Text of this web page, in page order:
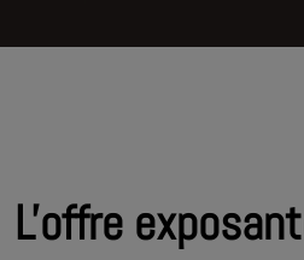
L'offre